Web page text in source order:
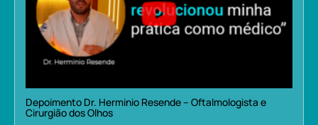
Depoimento Dr. Herminio Resende – Oftalmologista e
Cirurgião dos Olhos